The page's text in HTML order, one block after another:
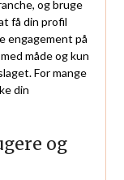
og bruge
få din profil
engagement på
måde og kun
For mange
din
og